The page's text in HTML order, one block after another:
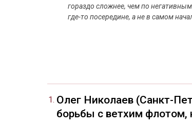
гораздо сложнее, чем по
где-то посередине, а не в самом
Олег Николаев (Санкт-
борьбы с ветхим флотом,